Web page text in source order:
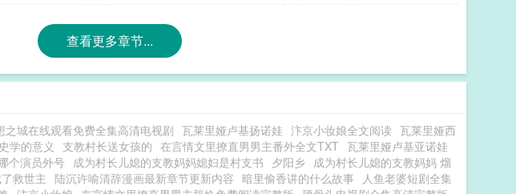
查看更多章节...
之城在线观看免费全集高清电视剧 瓦莱里娅卢基扬诺娃 汴京小妆娘全文阅读 瓦莱里娅西
史学的意义 支教村长送女孩的 在言情文里撩直男男主番外全文TXT 瓦莱里娅卢基亚诺娃
个演员外号 成为村长儿媳的支教妈妈媳妇是村支书 夕阳乡 成为村长儿媳的支教妈妈 熘
救世主 陆沉许喻清辞漫画最新章节更新内容 暗里偷香讲的什么故事 人鱼老婆短剧全集